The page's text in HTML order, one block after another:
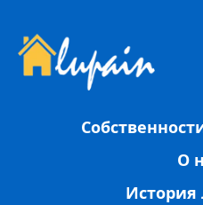
О
История